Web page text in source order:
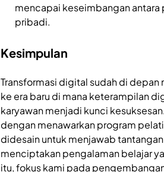
mencapai keseimbangan
pribadi.
Kesimpulan
Transformasi digital sudah di
ke era baru di mana keterampilan
karyawan menjadi kunci
dengan menawarkan program
didesain untuk menjawab
menciptakan pengalaman belajar
itu, fokus kami pada